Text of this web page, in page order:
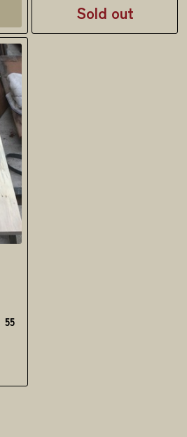
Sold out
55